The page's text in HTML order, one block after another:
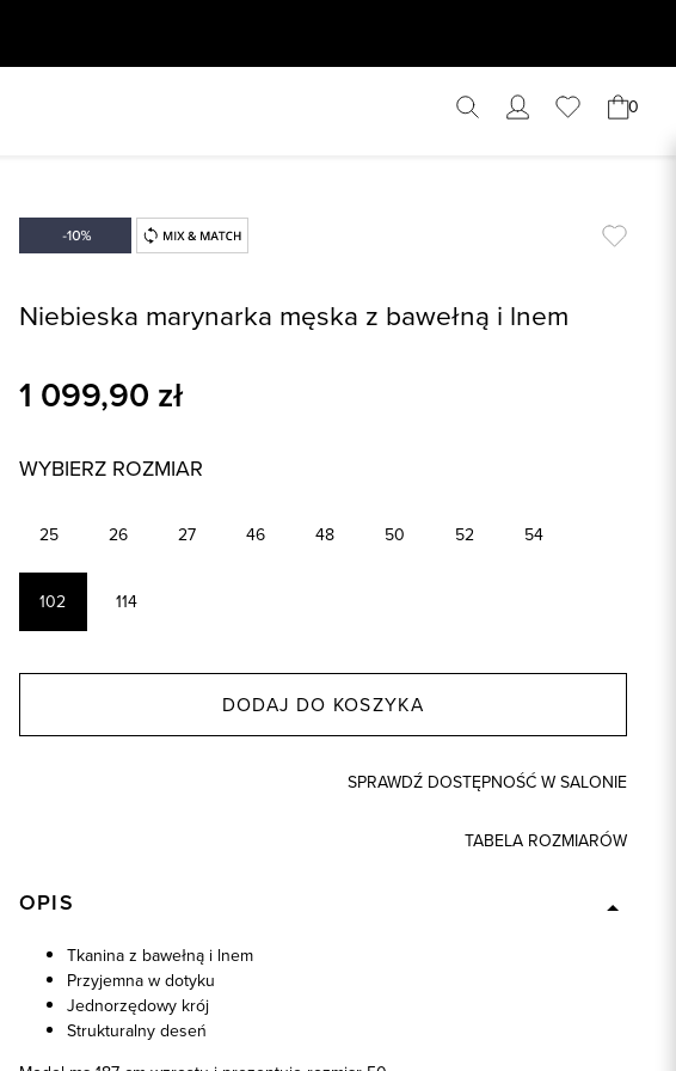
0
Niebieska marynarka męska z bawełną i lnem
1 099,90 zł
WYBIERZ ROZMIAR
25 26 27 46 48 50 52 54
102 114
DODAJ DO KOSZYKA
SPRAWDŹ DOSTĘPNOŚĆ W SALONIE
TABELA ROZMIARÓW
OPIS
Tkanina z bawełną i lnem
Przyjemna w dotyku
Jednorzędowy krój
Strukturalny deseń